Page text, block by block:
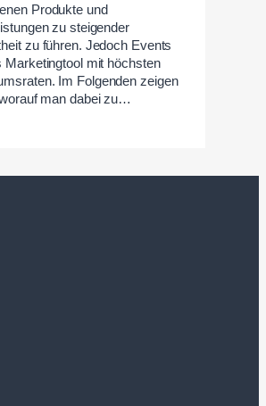
Produkte und
zu steigender
zu führen. Jedoch Events
Marketingtool mit höchsten
Im Folgenden zeigen
man dabei zu…